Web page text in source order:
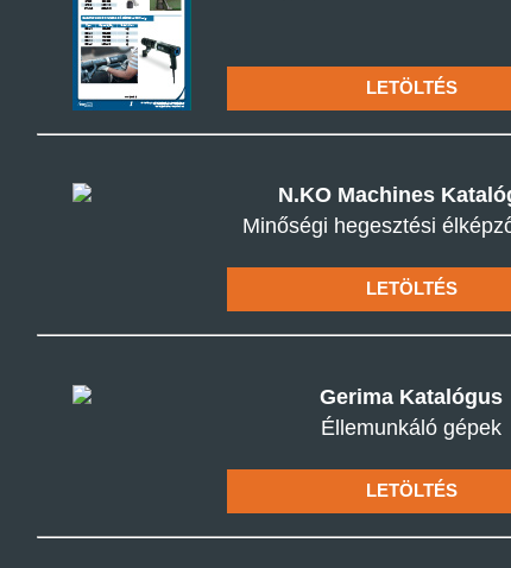
LETÖLTÉS
N.KO Machines
Minőségi hegesztési
LETÖLTÉS
Gerima Katalógus
Éllemunkáló gépek
LETÖLTÉS